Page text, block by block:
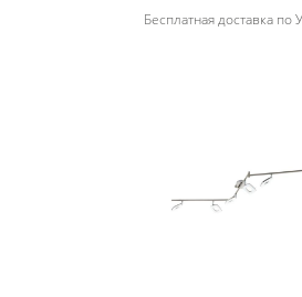
Бесплатная доставка по